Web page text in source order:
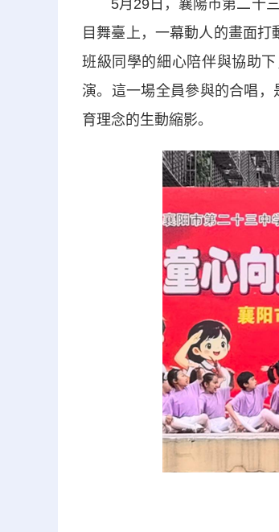
5月29日，襄陽市第二十三
目舞臺上，一幕動人的畫面
班級同學的細心陪伴與協助
演。這一場全員參與的合唱，
育理念的生動縮影。